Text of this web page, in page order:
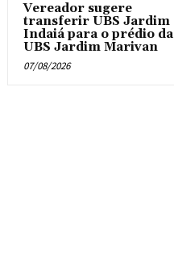
Vereador sugere
transferir UBS Jardim
Indaiá para o prédio da
UBS Jardim Marivan
07/08/2026